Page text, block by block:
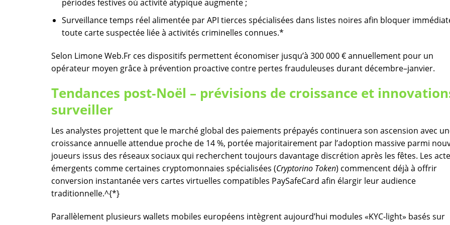
périodes festives où activité atypique augmente ;
Surveillance temps réel alimentée par API tierces spécialisées dans listes noires afin bloquer
toute carte suspectée liée à activités criminelles connues.*
Selon Limone Web.Fr ces dispositifs permettent économiser jusqu’à 300 000 € annuellement pour un
opérateur moyen grâce à prévention proactive contre pertes frauduleuses durant décembre–janvier.
Tendances post‑Noël – prévisions de croissance et
surveiller
Les analystes projettent que le marché global des paiements prépayés continuera son ascension avec
croissance annuelle attendue proche de 14 %, portée majoritairement par l’adoption massive parmi
joueurs issus des réseaux sociaux qui recherchent toujours davantage discrétion après les fêtes.​ Les
émergents comme certaines cryptomonnaies spécialisées (Cryptorino Token) commencent déjà à offrir
conversion instantanée vers cartes virtuelles compatibles PaySafeCard afin élargir leur audience
traditionnelle.^{*}
Parallèlement plusieurs wallets mobiles européens intègrent aujourd’hui modules «KYC-light» basés sur